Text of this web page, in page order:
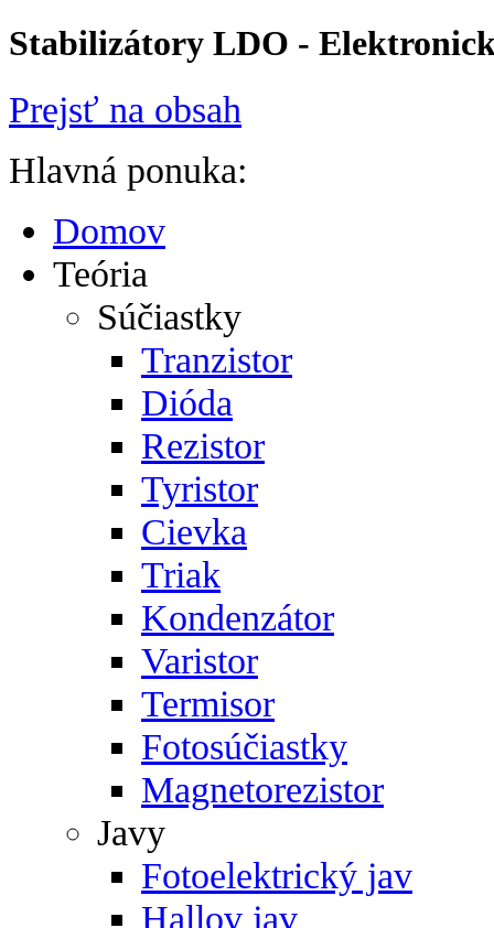
Stabilizátory LDO -
Prejsť na obsah
Hlavná ponuka:
Domov
Teória
Súčiastky
Tranzistor
Dióda
Rezistor
Tyristor
Cievka
Triak
Kondenzátor
Varistor
Termisor
Fotosúčiastky
Magnetorezistor
Javy
Fotoelektrický jav
Hallov jav